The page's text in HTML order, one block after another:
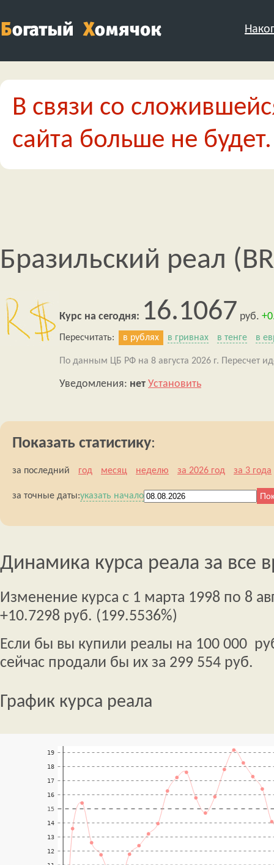
В связи со
сайта больше не
Бразильский реал
Курс на сегодня: 16.1067 руб.
Пересчитать: в рублях в гривнах в тенге в
По данным ЦБ РФ на 8 августа 2026 г. Пересчет
Уведомления: нет Установить
Показать статистику:
за последний год месяц неделю за 2026 год за 3 года
за точные даты:указать начало
Динамика курса реала за все
Изменение курса с 1 марта 1998 по 8
+10.7298 руб. (199.5536%)
Если бы вы купили реалы на 100 000
сейчас продали бы их за 299 554 руб.
График курса реала